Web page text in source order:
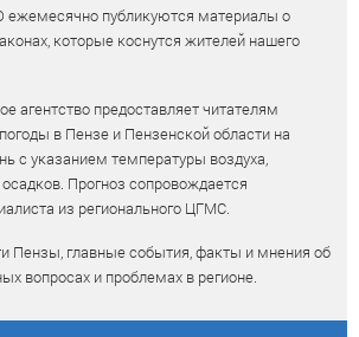
ежемесячно публикуются материалы о
которые коснутся жителей нашего
агентство предоставляет читателям
в Пензе и Пензенской области на
с указанием температуры воздуха,
Прогноз сопровождается
из регионального ЦГМС.
Пензы, главные события, факты и мнения об
вопросах и проблемах в регионе.